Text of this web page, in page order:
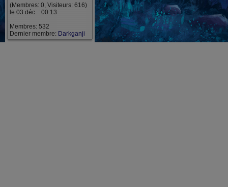
(Membres: 0, Visiteurs: 616)
le 03 déc. : 00:13
Membres: 532
Dernier membre: Darkganji